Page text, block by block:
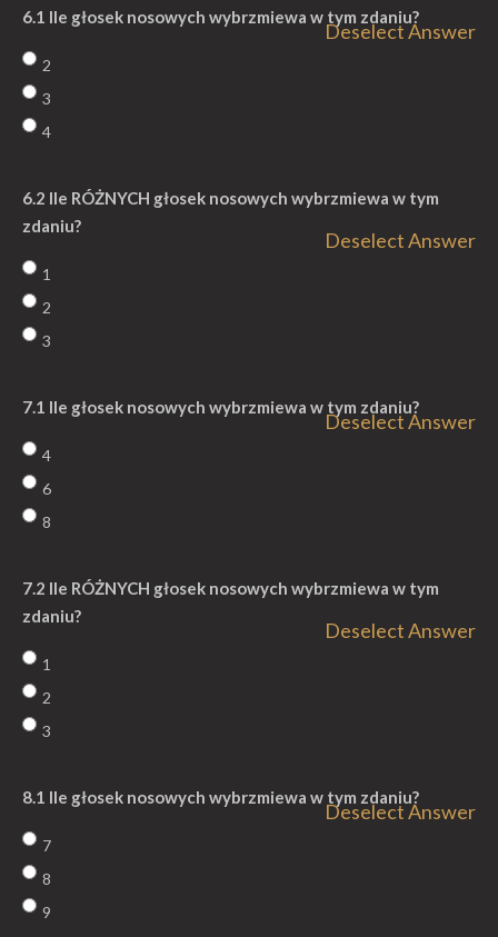
6.1 Ile głosek nosowych wybrzmiewa w tym zdaniu?
Deselect Answer
2
3
4
6.2 Ile RÓŻNYCH głosek nosowych wybrzmiewa w tym
zdaniu?
Deselect Answer
1
2
3
7.1 Ile głosek nosowych wybrzmiewa w tym zdaniu?
Deselect Answer
4
6
8
7.2 Ile RÓŻNYCH głosek nosowych wybrzmiewa w tym
zdaniu?
Deselect Answer
1
2
3
8.1 Ile głosek nosowych wybrzmiewa w tym zdaniu?
Deselect Answer
7
8
9